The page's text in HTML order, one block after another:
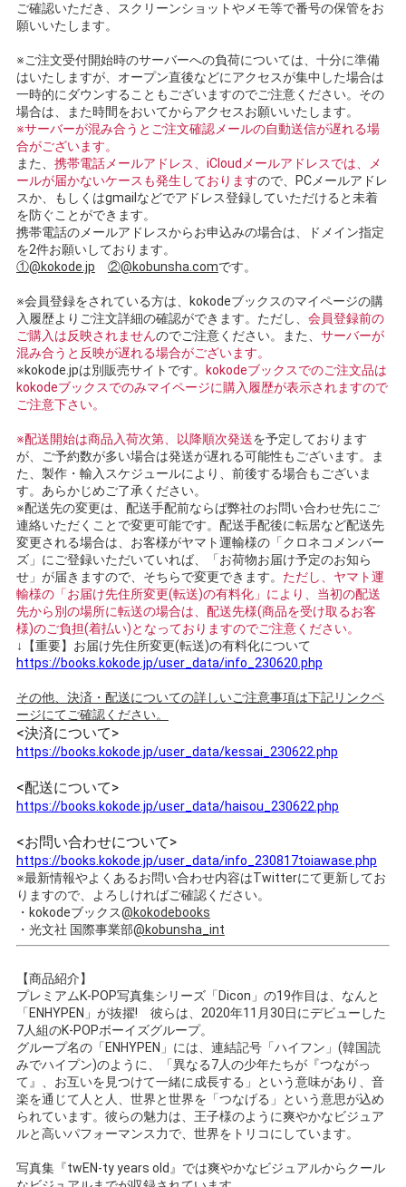
ご確認いただき、スクリーンショットやメモ等で番号の保管をお
願いいたします。
※ご注文受付開始時のサーバーへの負荷については、十分に準備
はいたしますが、オープン直後などにアクセスが集中した場合は
一時的にダウンすることもございますのでご注意ください。その
場合は、また時間をおいてからアクセスお願いいたします。
※サーバーが混み合うとご注文確認メールの自動送信が遅れる場
合がございます。
また、 携帯電話メールアドレス、iCloudメールアドレスでは、メ
ールが届かないケースも発生しておりますので、PCメールアドレ
スか、もしくはgmailなどでアドレス登録していただけると未着
を防ぐことができます。
携帯電話のメールアドレスからお申込みの場合は、ドメイン指定
を2件お願いしております。
①@kokode.jp
②@kobunsha.comです。
※会員登録をされている方は、kokodeブックスのマイページの購
入履歴よりご注文詳細の確認ができます。ただし、 会員登録前の
ご購入は反映されませんのでご注意ください。また、 サーバーが
混み合うと反映が遅れる場合がございます。
※kokode.jpは別販売サイトです。
kokodeブックスでのご注文品は
kokodeブックスでのみマイページに購入履歴が表示されますので
ご注意下さい。
※配送開始は商品入荷次第、以降順次発送を予定しております
が、ご予約数が多い場合は発送が遅れる可能性もございます。ま
た、製作・輸入スケジュールにより、前後する場合もございま
す。あらかじめご了承ください。
※配送先の変更は、配送手配前ならば弊社のお問い合わせ先にご
連絡いただくことで変更可能です。配送手配後に転居など配送先
変更される場合は、お客様がヤマト運輸様の「クロネコメンバー
ズ」にご登録いただいていれば、「お荷物お届け予定のお知ら
せ」が届きますので、そちらで変更できます。 ただし、ヤマト運
輸様の「お届け先住所変更(転送)の有料化」により、当初の配送
先から別の場所に転送の場合は、配送先様(商品を受け取るお客
様)のご負担(着払い)となっておりますのでご注意ください。
↓【重要】お届け先住所変更(転送)の有料化について
https://books.kokode.jp/user_data/info_230620.php
その他、決済・配送についての詳しいご注意事項は下記リンクペ
ージにてご確認ください。
<決済について>
https://books.kokode.jp/user_data/kessai_230622.php
<配送について>
https://books.kokode.jp/user_data/haisou_230622.php
<お問い合わせについて>
https://books.kokode.jp/user_data/info_230817toiawase.php
※最新情報やよくあるお問い合わせ内容はTwitterにて更新してお
りますので、よろしければご確認ください。
・kokodeブックス@kokodebooks
・光文社 国際事業部@kobunsha_int
【商品紹介】
プレミアムK-POP写真集シリーズ「Dicon」の19作目は、なんと
「ENHYPEN」が抜擢! 彼らは、2020年11月30日にデビューした
7人組のK-POPボーイズグループ。
グループ名の「ENHYPEN」には、連結記号「ハイフン」(韓国読
みでハイプン)のように、「異なる7人の少年たちが『つながっ
て』、お互いを見つけて一緒に成長する」という意味があり、音
楽を通じて人と人、世界と世界を「つなげる」という意思が込め
られています。彼らの魅力は、王子様のように爽やかなビジュア
ルと高いパフォーマンス力で、世界をトリコにしています。
写真集『twEN-ty years old』では爽やかなビジュアルからクール